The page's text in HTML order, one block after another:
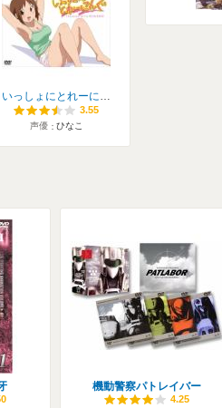
いっしょにとれーにんぐ
3.55
3.55
声優 ひなこ
機動警察パトレイバー
4.25